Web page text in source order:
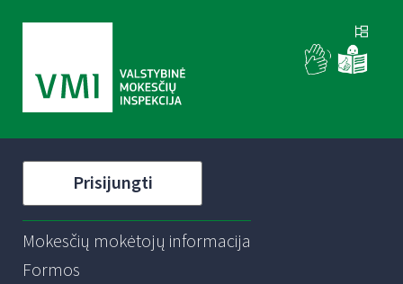
Prisijungti
Mokesčių mokėtojų informacija
Formos